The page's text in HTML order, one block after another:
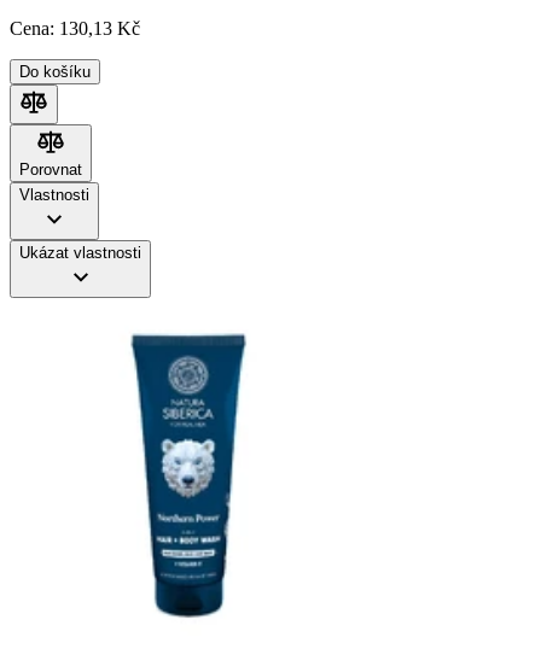
Cena: 130,13 Kč
Do košíku
Porovnat
Porovnat
Vlastnosti
Ukázat vlastnosti